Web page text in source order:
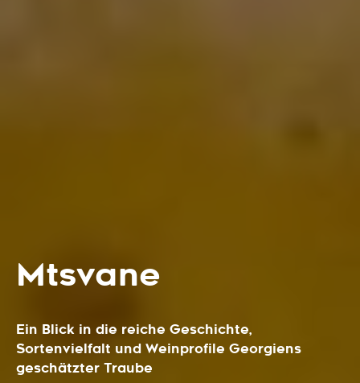
Mtsvane
Ein Blick in die reiche Geschichte,
Sortenvielfalt und Weinprofile Georgiens
geschätzter Traube